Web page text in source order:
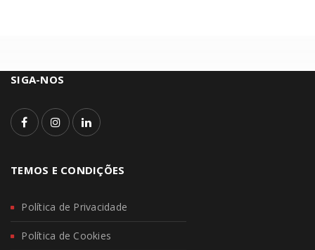
SIGA-NOS
TEMOS E CONDIÇÕES
Política de Privacidade
Política de Cookies